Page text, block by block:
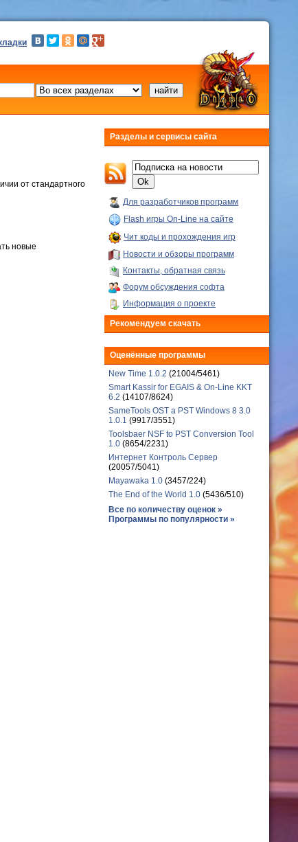
от стандартного
новые
Разделы и сервисы сайта
Для разработчиков программ
Flash игры On-Line на сайте
Чит коды и прохождения игр
Новости и обзоры программ
Контакты, обратная связь
Форум обсуждения софта
Информация о проекте
Рекомендуем скачать
Оценённые программы
New Time 1.0.2 (21004/5461)
Smart Kassir for EGAIS & On-Line KKT
6.2 (14107/8624)
SameTools OST a PST Windows 8 3.0
1.0.1 (9917/3551)
Toolsbaer NSF to PST Conversion Tool
1.0 (8654/2231)
Интернет Контроль Сервер
(20057/5041)
Mayawaka 1.0 (3457/224)
The End of the World 1.0 (5436/510)
Все по количеству оценок »
Программы по популярности »